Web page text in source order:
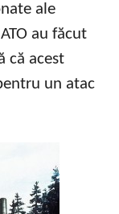
ale
au făcut
că acest
un atac